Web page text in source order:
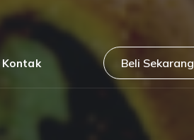
Kontak Beli Sekarang